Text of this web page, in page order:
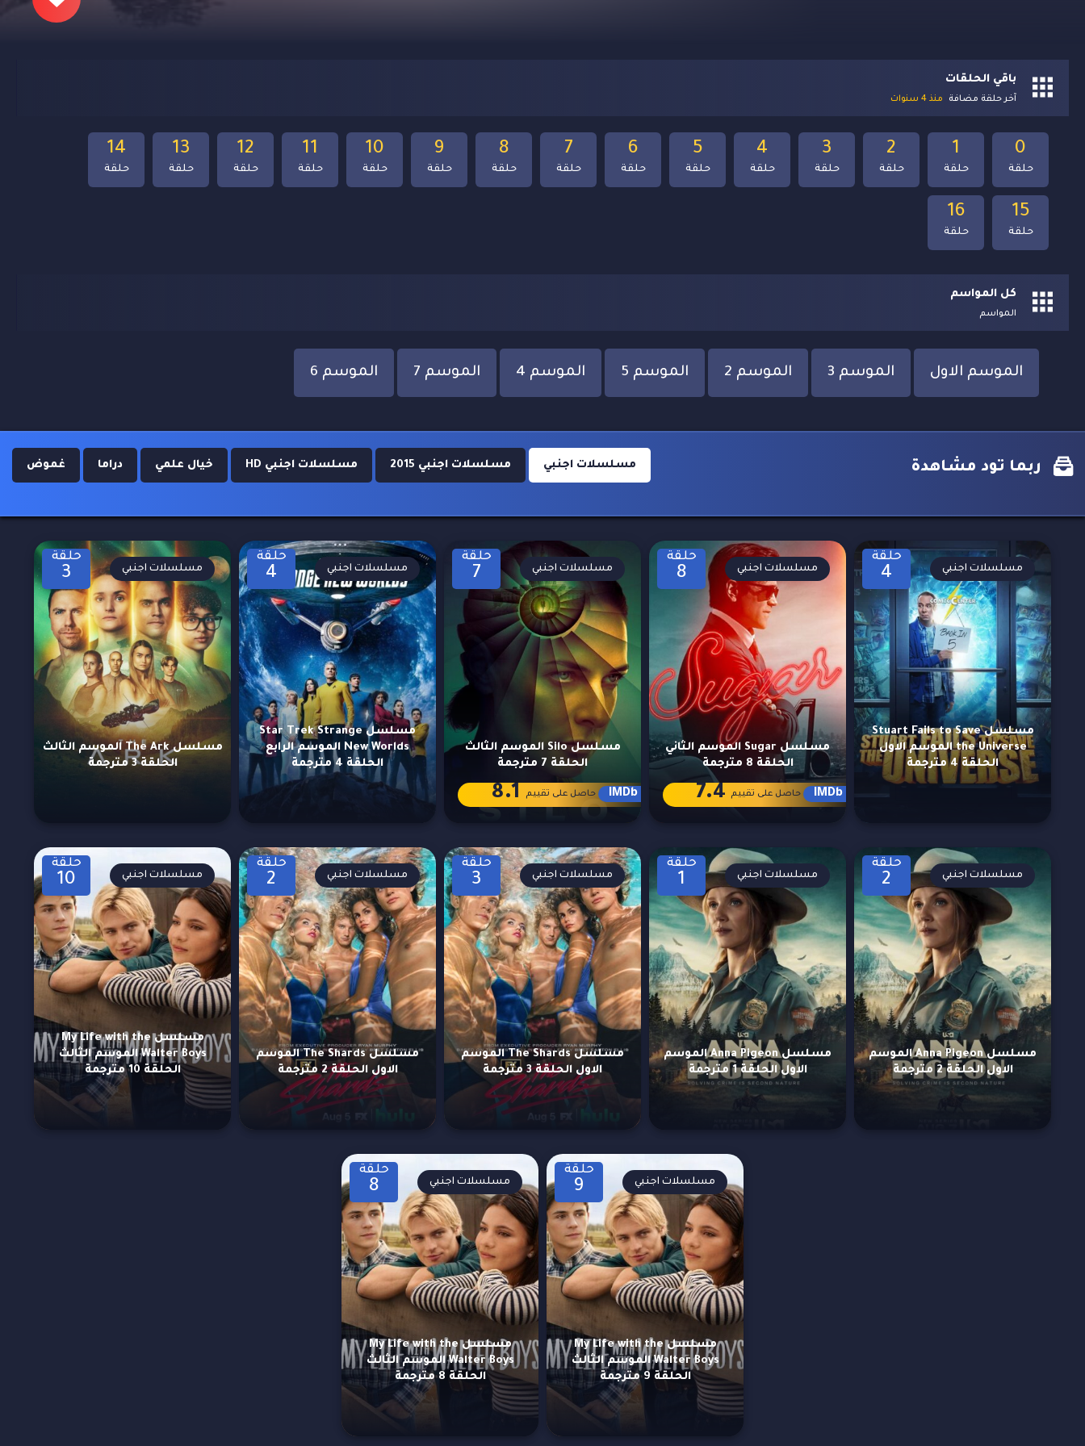
باقي الحلقات
آخر حلقة مضافة منذ 4 سنوات
16
حلقة
15
حلقة
14
حلقة
13
حلقة
12
حلقة
11
حلقة
10
حلقة
9
حلقة
8
حلقة
7
حلقة
6
حلقة
5
حلقة
4
حلقة
3
حلقة
2
حلقة
1
حلقة
0
حلقة
كل المواسم
المواسم
الموسم الاول الموسم 3 الموسم 2 الموسم 5 الموسم 4 الموسم 7 الموسم 6
ربما تود مشاهدة مسلسلات اجنبي مسلسلات اجنبي 2015 مسلسلات اجنبي HD خيال علمي دراما غموض
حلقة
4
مسلسل Stuart Fails to Save
the Universe الموسم الاول
الحلقة 4 مترجمة
مسلسلات اجنبي
حلقة
8
مسلسل Sugar الموسم الثاني
الحلقة 8 مترجمة
مسلسلات اجنبي
IMDb حاصل على تقييم 7.4
حلقة
7
مسلسل Silo الموسم الثالث
الحلقة 7 مترجمة
مسلسلات اجنبي
IMDb حاصل على تقييم 8.1
حلقة
4
مسلسل Star Trek Strange
New Worlds الموسم الرابع
الحلقة 4 مترجمة
مسلسلات اجنبي
حلقة
3
مسلسل The Ark الموسم الثالث
الحلقة 3 مترجمة
مسلسلات اجنبي
حلقة
2
مسلسل Anna Pigeon الموسم
الاول الحلقة 2 مترجمة
مسلسلات اجنبي
حلقة
1
مسلسل Anna Pigeon الموسم
الاول الحلقة 1 مترجمة
مسلسلات اجنبي
حلقة
3
مسلسل The Shards الموسم
الاول الحلقة 3 مترجمة
مسلسلات اجنبي
حلقة
2
مسلسل The Shards الموسم
الاول الحلقة 2 مترجمة
مسلسلات اجنبي
حلقة
10
مسلسل My Life with the
Walter Boys الموسم الثالث
الحلقة 10 مترجمة
مسلسلات اجنبي
حلقة
9
مسلسل My Life with the
Walter Boys الموسم الثالث
الحلقة 9 مترجمة
مسلسلات اجنبي
حلقة
8
مسلسل My Life with the
Walter Boys الموسم الثالث
الحلقة 8 مترجمة
مسلسلات اجنبي